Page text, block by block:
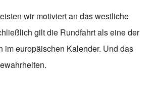
wir motiviert an das westliche
gilt die Rundfahrt als eine der
im europäischen Kalender. Und das